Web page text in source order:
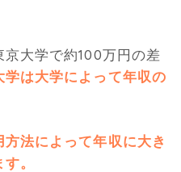
大学で約100万円の差
学は大学によって年収の
方法によって年収に大き
。